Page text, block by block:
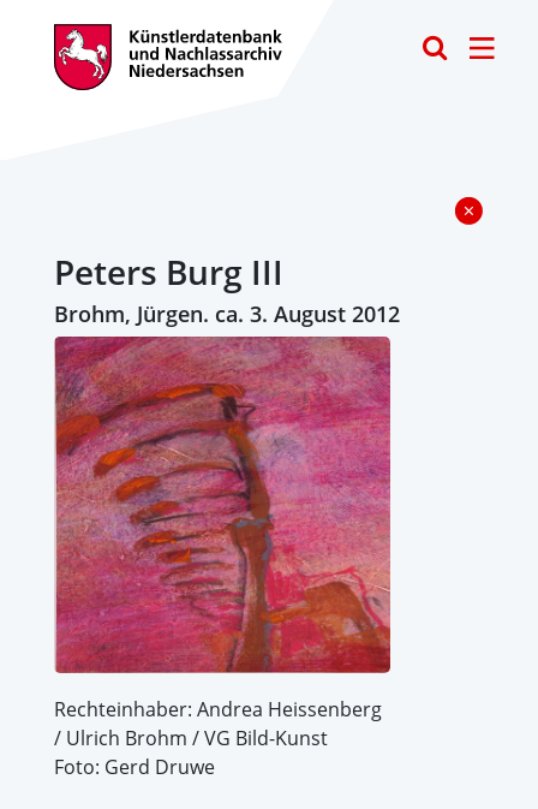
Peters Burg III
Brohm, Jürgen. ca. 3. August 2012
Rechteinhaber: Andrea Heissenberg
/ Ulrich Brohm / VG Bild-Kunst
Foto: Gerd Druwe